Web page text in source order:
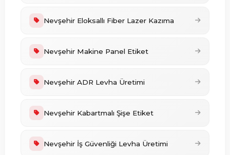
Nevşehir Eloksallı Fiber Lazer Kazıma
Nevşehir Makine Panel Etiket
Nevşehir ADR Levha Üretimi
Nevşehir Kabartmalı Şişe Etiket
Nevşehir İş Güvenliği Levha Üretimi